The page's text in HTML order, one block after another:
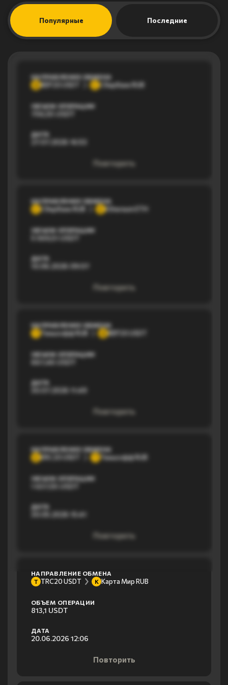
Популярные Последние
НАПРАВЛЕНИЕ ОБМЕНА
BEP20 USDT Сбербанк RUB
ОБЪЕМ ОПЕРАЦИИ
ДАТА
27.07.2026 16:53
Повторить
НАПРАВЛЕНИЕ ОБМЕНА
Сбербанк RUB Ethereum ETH
ОБЪЕМ ОПЕРАЦИИ
ДАТА
10.06.2026 09:07
Повторить
НАПРАВЛЕНИЕ ОБМЕНА
Т
Тинькофф RUB BEP20 USDT
ОБЪЕМ ОПЕРАЦИИ
ДАТА
30.07.2026 11:49
Повторить
НАПРАВЛЕНИЕ ОБМЕНА
ERC20 USDT Тинькофф RUB
ОБЪЕМ ОПЕРАЦИИ
ДАТА
30.05.2026 15:41
Повторить
НАПРАВЛЕНИЕ ОБМЕНА
T TRC20 USDT К Карта Мир RUB
ОБЪЕМ ОПЕРАЦИИ
813,1 USDT
ДАТА
20.06.2026 12:06
Повторить